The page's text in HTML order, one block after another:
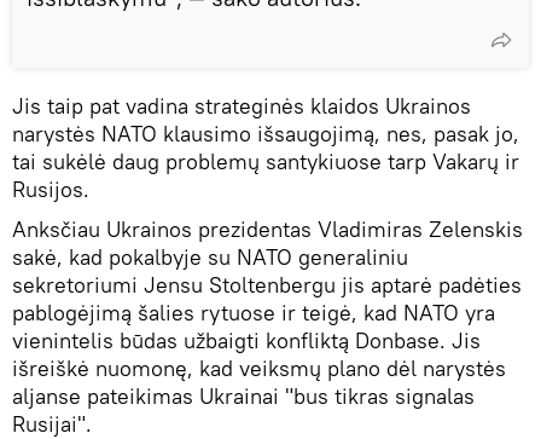
Jis taip pat vadina strateginės klaidos Ukrainos
narystės NATO klausimo išsaugojimą, nes, pasak jo,
tai sukėlė daug problemų santykiuose tarp Vakarų ir
Rusijos.
Anksčiau Ukrainos prezidentas Vladimiras Zelenskis
sakė, kad pokalbyje su NATO generaliniu
sekretoriumi Jensu Stoltenbergu jis aptarė padėties
pablogėjimą šalies rytuose ir teigė, kad NATO yra
vienintelis būdas užbaigti konfliktą Donbase. Jis
išreiškė nuomonę, kad veiksmų plano dėl narystės
aljanse pateikimas Ukrainai "bus tikras signalas
Rusijai".